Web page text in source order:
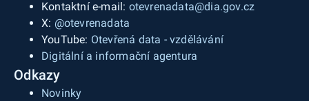
Kontaktní e-mail: otevrenadata@dia.gov.cz
X: @otevrenadata
YouTube: Otevřená data - vzdělávání
Digitální a informační agentura
Odkazy
Novinky